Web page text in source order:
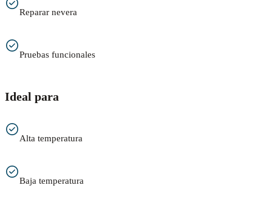
Reparar nevera
Pruebas funcionales
Ideal para
Alta temperatura
Baja temperatura